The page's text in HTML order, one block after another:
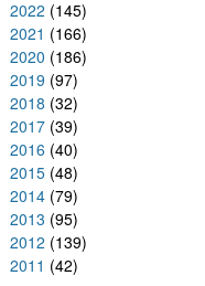
2022 (145)
2021 (166)
2020 (186)
2019 (97)
2018 (32)
2017 (39)
2016 (40)
2015 (48)
2014 (79)
2013 (95)
2012 (139)
2011 (42)